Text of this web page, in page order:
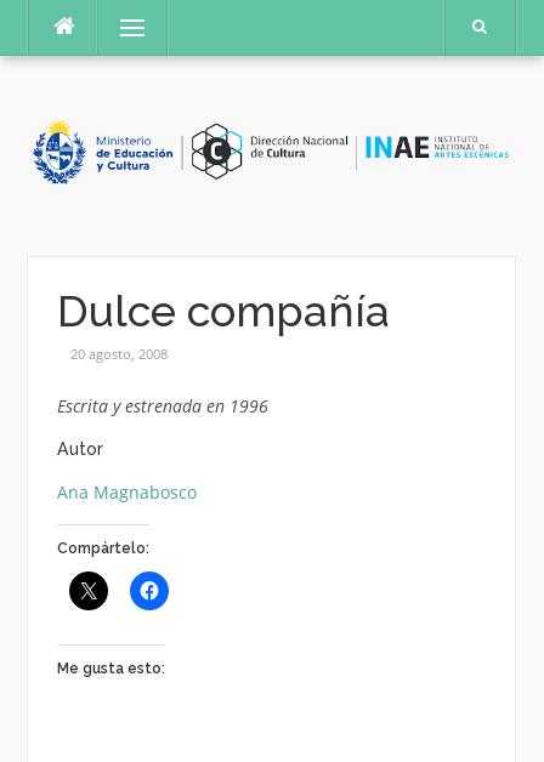
contenido
Menú
Dulce compañía
20 agosto, 2008
Escrita y estrenada en 1996
Autor
Ana Magnabosco
Compártelo:
Me gusta esto: